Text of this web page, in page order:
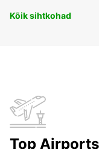
Kõik sihtkohad
Top Airports